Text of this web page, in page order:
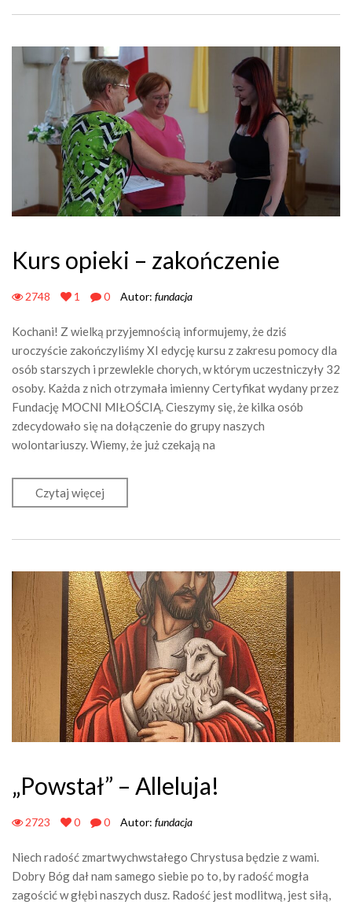
Kurs opieki – zakończenie
2748 1 0 Autor: fundacja
Kochani! Z wielką przyjemnością informujemy, że dziś
uroczyście zakończyliśmy XI edycję kursu z zakresu pomocy dla
osób starszych i przewlekle chorych, w którym uczestniczyły 32
osoby. Każda z nich otrzymała imienny Certyfikat wydany przez
Fundację MOCNI MIŁOŚCIĄ. Cieszymy się, że kilka osób
zdecydowało się na dołączenie do grupy naszych
wolontariuszy. Wiemy, że już czekają na
Czytaj więcej
„Powstał” – Alleluja!
2723 0 0 Autor: fundacja
Niech radość zmartwychwstałego Chrystusa będzie z wami.
Dobry Bóg dał nam samego siebie po to, by radość mogła
zagościć w głębi naszych dusz. Radość jest modlitwą, jest siłą,